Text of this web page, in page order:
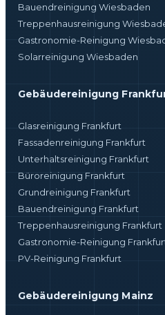
Bauendreinigung Wiesbaden
Treppenhausreinigung
Gastronomie-Reinigung
Solarreinigung Wiesbaden
Gebäudereinigung
Glasreinigung Frankfurt
Fassadenreinigung Frankfurt
Unterhaltsreinigung Frankfurt
Büroreinigung Frankfurt
Grundreinigung Frankfurt
Bauendreinigung Frankfurt
Treppenhausreinigung Frankfurt
Gastronomie-Reinigung
PV-Reinigung Frankfurt
Gebäudereinigung Mainz